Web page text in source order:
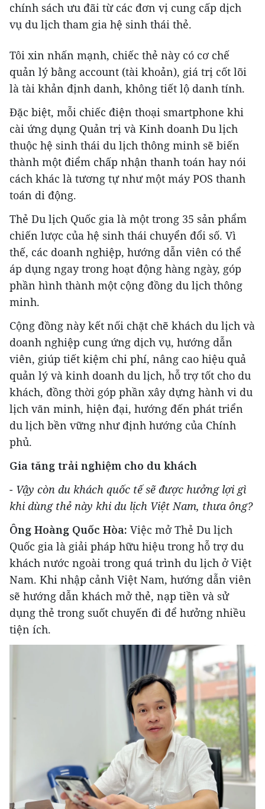
chính sách ưu đãi từ các đơn vị cung cấp dịch
vụ du lịch tham gia hệ sinh thái thẻ.
Tôi xin nhấn mạnh, chiếc thẻ này có cơ chế
quản lý bằng account (tài khoản), giá trị cốt lõi
là tài khản định danh, không tiết lộ danh tính.
Đặc biệt, mỗi chiếc điện thoại smartphone khi
cài ứng dụng Quản trị và Kinh doanh Du lịch
thuộc hệ sinh thái du lịch thông minh sẽ biến
thành một điểm chấp nhận thanh toán hay nói
cách khác là tương tự như một máy POS thanh
toán di động.
Thẻ Du lịch Quốc gia là một trong 35 sản phẩm
chiến lược của hệ sinh thái chuyển đổi số. Vì
thế, các doanh nghiệp, hướng dẫn viên có thể
áp dụng ngay trong hoạt động hàng ngày, góp
phần hình thành một cộng đồng du lịch thông
minh.
Cộng đồng này kết nối chặt chẽ khách du lịch và
doanh nghiệp cung ứng dịch vụ, hướng dẫn
viên, giúp tiết kiệm chi phí, nâng cao hiệu quả
quản lý và kinh doanh du lịch, hỗ trợ tốt cho du
khách, đồng thời góp phần xây dựng hành vi du
lịch văn minh, hiện đại, hướng đến phát triển
du lịch bền vững như định hướng của Chính
phủ.
Gia tăng trải nghiệm cho du khách
- Vậy còn du khách quốc tế sẽ được hưởng lợi gì
khi dùng thẻ này khi du lịch Việt Nam, thưa ông?
Ông Hoàng Quốc Hòa: Việc mở Thẻ Du lịch
Quốc gia là giải pháp hữu hiệu trong hỗ trợ du
khách nước ngoài trong quá trình du lịch ở Việt
Nam. Khi nhập cảnh Việt Nam, hướng dẫn viên
sẽ hướng dẫn khách mở thẻ, nạp tiền và sử
dụng thẻ trong suốt chuyến đi để hưởng nhiều
tiện ích.